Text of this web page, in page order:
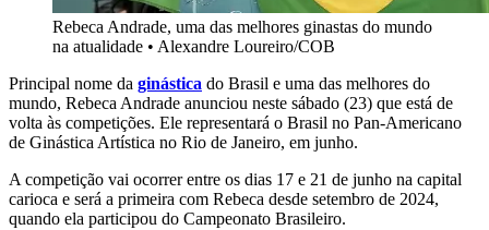
Rebeca Andrade, uma das melhores ginastas do mundo
na atualidade • Alexandre Loureiro/COB
Principal nome da ginástica do Brasil e uma das melhores do
mundo, Rebeca Andrade anunciou neste sábado (23) que está de
volta às competições. Ele representará o Brasil no Pan-Americano
de Ginástica Artística no Rio de Janeiro, em junho.
A competição vai ocorrer entre os dias 17 e 21 de junho na capital
carioca e será a primeira com Rebeca desde setembro de 2024,
quando ela participou do Campeonato Brasileiro.